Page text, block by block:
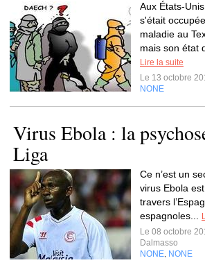
Aux États-
s'était
maladie au
mais son état
Lire la suite
Le 13 octobre
NONE
Virus Ebola : la
Liga
Ce n’est un
virus Ebola
travers
espagnoles...
Le 08 octobre
Dalmasso
NONE NONE